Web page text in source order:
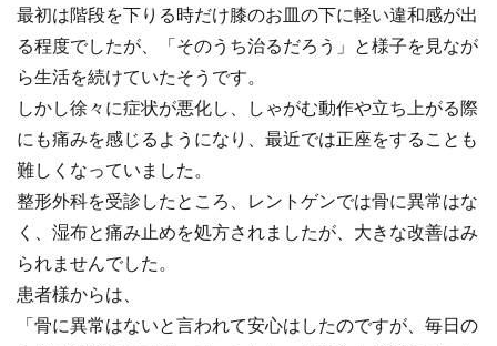
最初は階段を下りる時だけ膝のお皿の下に軽い違和感が出
る程度でしたが、「そのうち治るだろう」と様子を見なが
ら生活を続けていたそうです。
しかし徐々に症状が悪化し、しゃがむ動作や立ち上がる際
にも痛みを感じるようになり、最近では正座をすることも
難しくなっていました。
整形外科を受診したところ、レントゲンでは骨に異常はな
く、湿布と痛み止めを処方されましたが、大きな改善はみ
られませんでした。
患者様からは、
「骨に異常はないと言われて安心はしたのですが、毎日の